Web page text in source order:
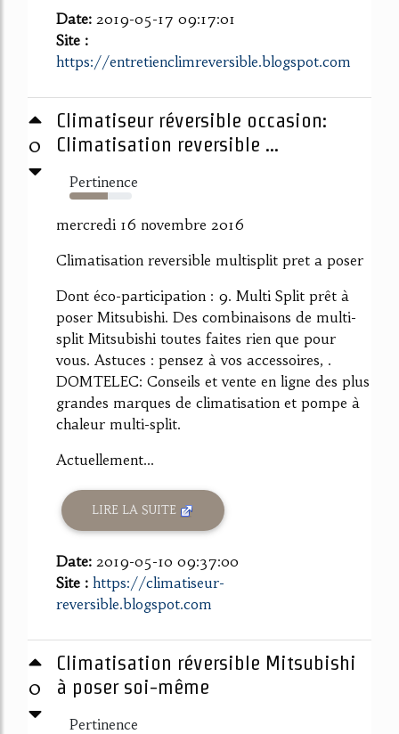
Date: 2019-05-17 09:17:01
Site :
https://entretienclimreversible.blogspot.com
0
Climatiseur réversible occasion:
Climatisation reversible ...
Pertinence
61%
mercredi 16 novembre 2016
Climatisation reversible multisplit pret a poser
Dont éco-participation : 9. Multi Split prêt à
poser Mitsubishi. Des combinaisons de multi-
split Mitsubishi toutes faites rien que pour
vous. Astuces : pensez à vos accessoires, .
DOMTELEC: Conseils et vente en ligne des plus
grandes marques de climatisation et pompe à
chaleur multi-split.
Actuellement...
LIRE LA SUITE
Date: 2019-05-10 09:37:00
Site : https://climatiseur-
reversible.blogspot.com
0
Climatisation réversible Mitsubishi
à poser soi-même
Pertinence